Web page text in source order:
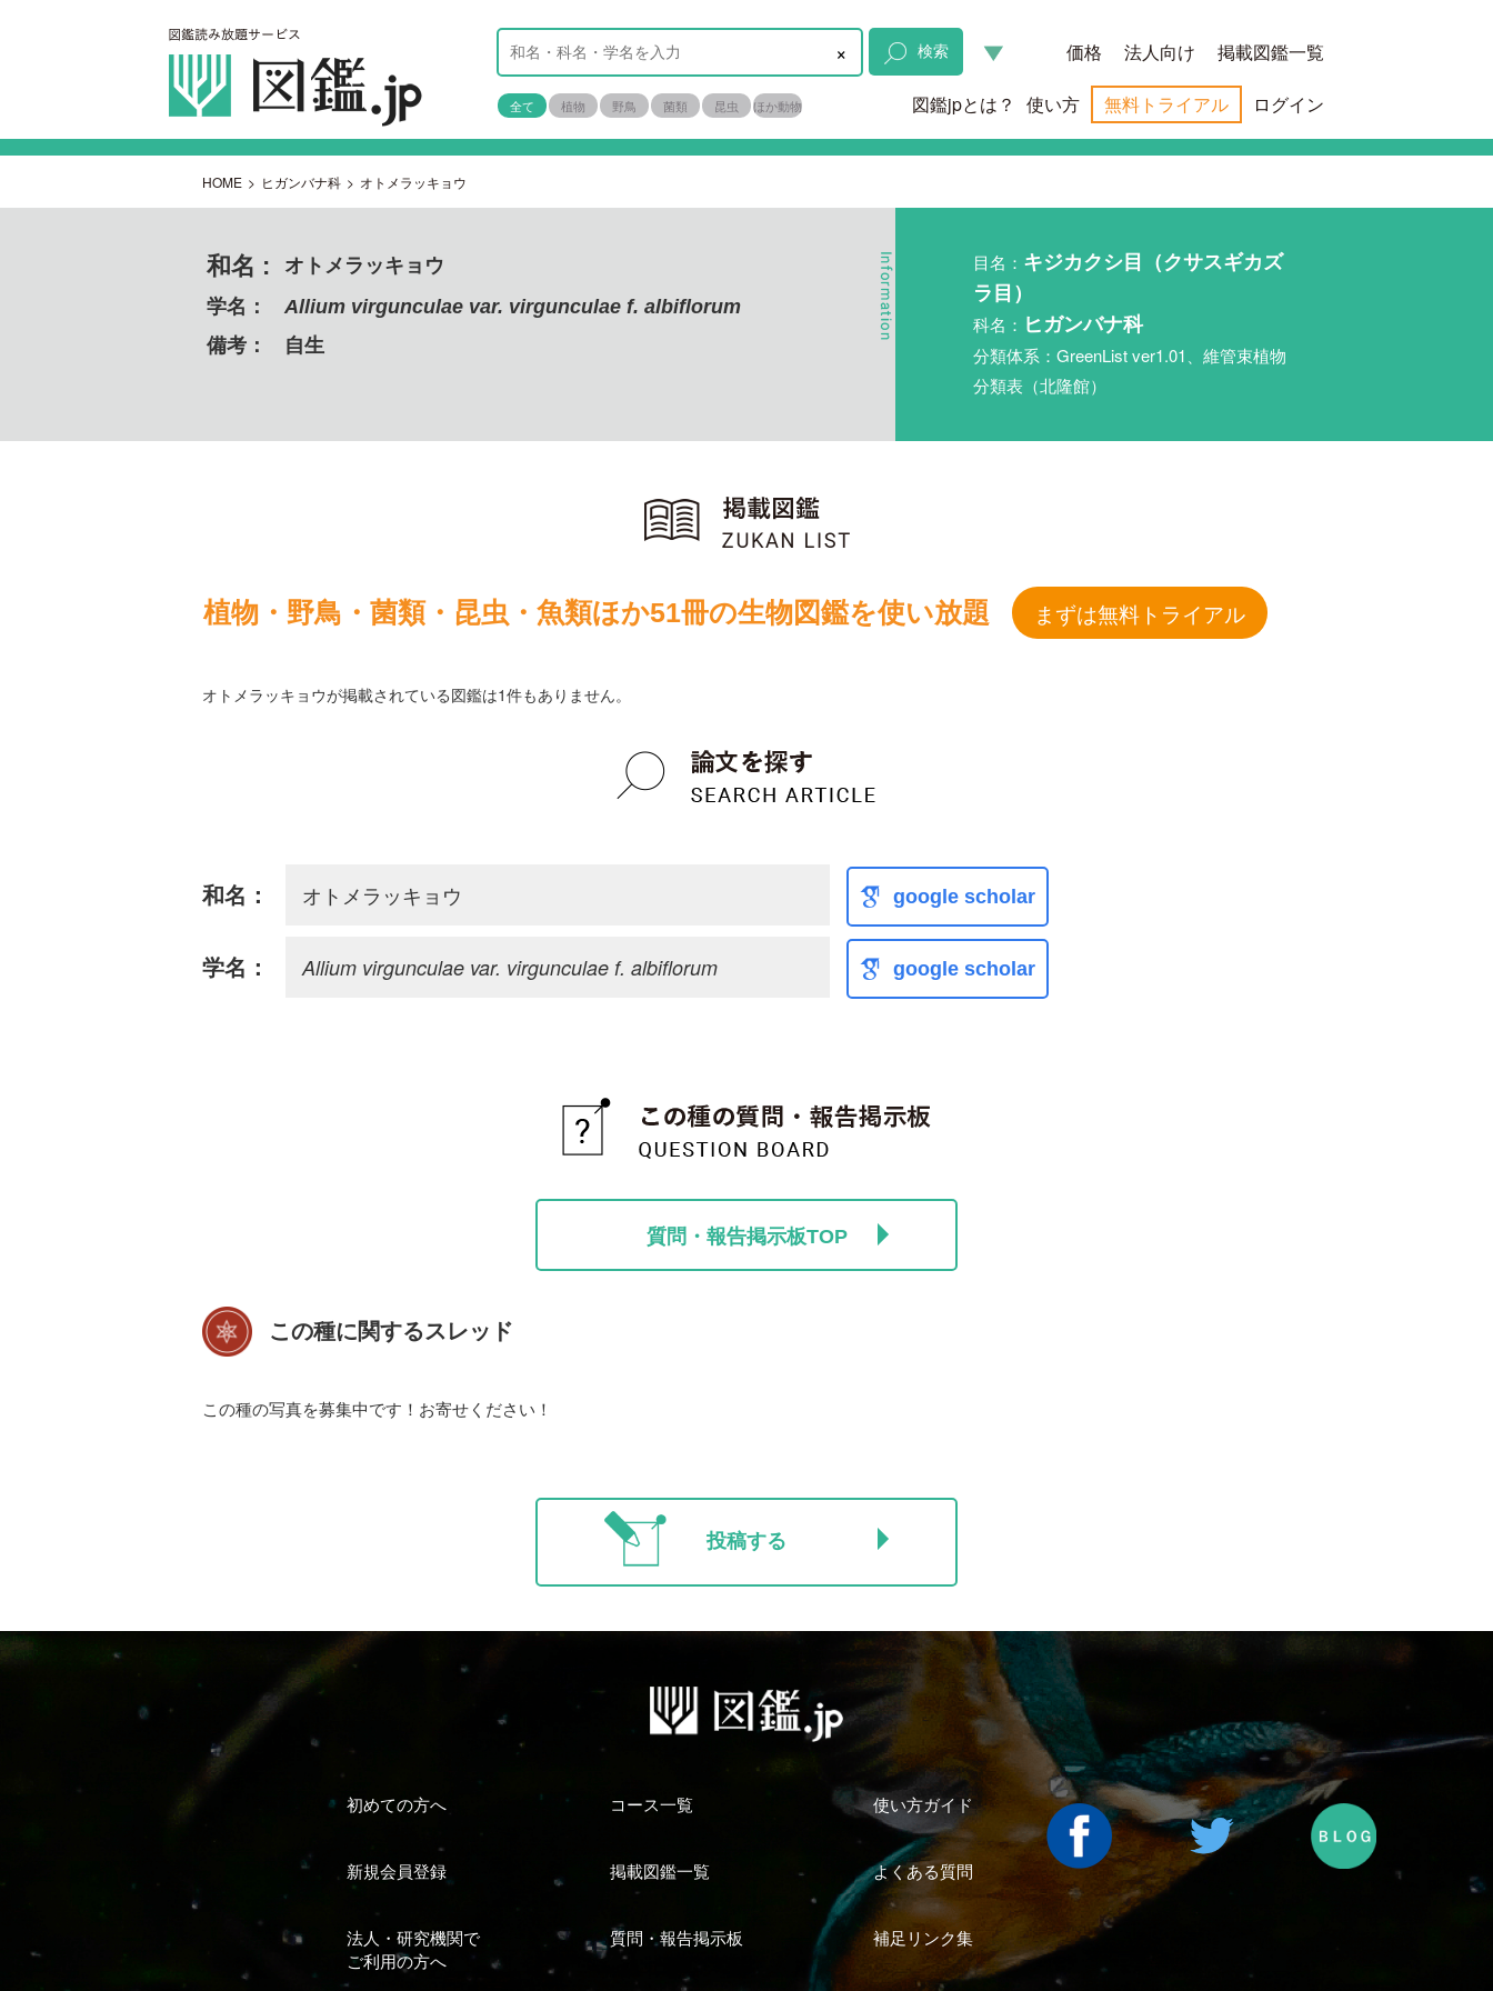
× 検索
全て 植物 野鳥 菌類 昆虫 ほか動物
価格 法人向け 掲載図鑑一覧
図鑑jpとは？ 使い方 無料トライアル ログイン
HOME > ヒガンバナ科 > オトメラッキョウ
和名 :
オトメラッキョウ
学名：
Allium virgunculae var. virgunculae f. albiflorum
備考：
自生
目名： キジカクシ目（クサスギカズ
ラ目）
科名： ヒガンバナ科
分類体系：GreenList ver1.01、維管束植物
分類表（北隆館）
植物・野鳥・菌類・昆虫・魚類ほか51冊の生物図鑑を使い放題 まずは無料トライアル
オトメラッキョウが掲載されている図鑑は1件もありません。
和名： オトメラッキョウ google scholar
学名： Allium virgunculae var. virgunculae f. albiflorum google scholar
質問・報告掲示板TOP
この種に関するスレッド
この種の写真を募集中です！お寄せください！
投稿する
初めての方へ コース一覧 使い方ガイド
新規会員登録 掲載図鑑一覧 よくある質問
法人・研究機関で
ご利用の方へ
質問・報告掲示板 補足リンク集